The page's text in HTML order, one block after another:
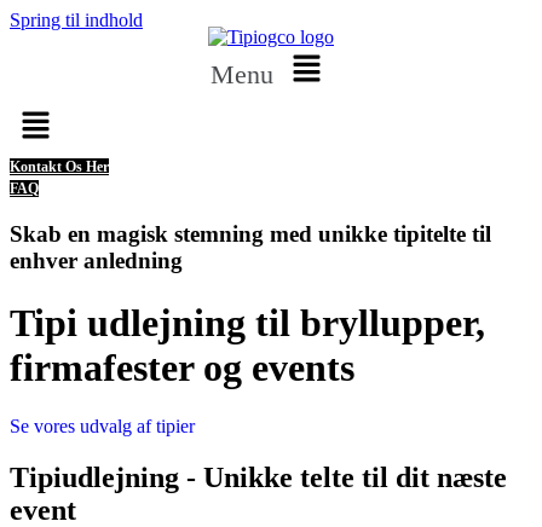
Spring til indhold
Menu
Kontakt Os Her
FAQ
Skab en magisk stemning med unikke tipitelte til
enhver anledning
Tipi udlejning til bryllupper,
firmafester og events
Se vores udvalg af tipier
Tipiudlejning - Unikke telte til dit næste
event